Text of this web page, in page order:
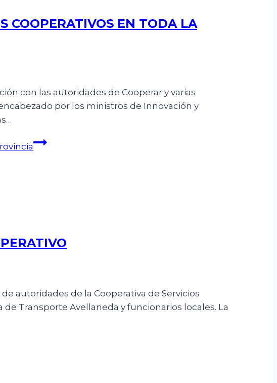
COOPERATIVOS EN TODA LA
con las autoridades de Cooperar y varias
por los ministros de Innovación y
autoridades de la Cooperativa de Servicios
Transporte Avellaneda y funcionarios locales. La